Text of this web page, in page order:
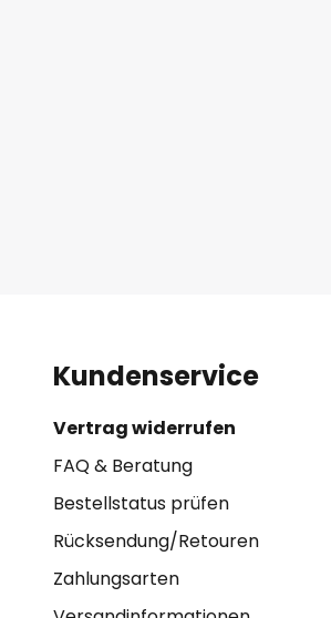
Kundenservice
Vertrag widerrufen
FAQ & Beratung
Bestellstatus prüfen
Rücksendung/Retouren
Zahlungsarten